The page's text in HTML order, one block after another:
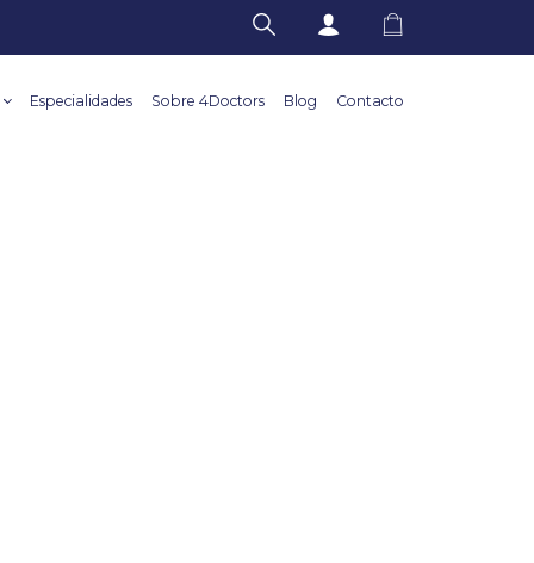
Especialidades Sobre 4Doctors Blog Contacto